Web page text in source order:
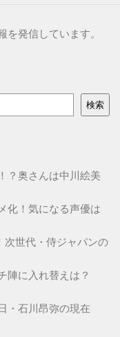
発信しています。
検索
？奥さんは中川絵美
化！気になる声優は
次世代・侍ジャパンの
陣に入れ替えは？
・石川昂弥の現在